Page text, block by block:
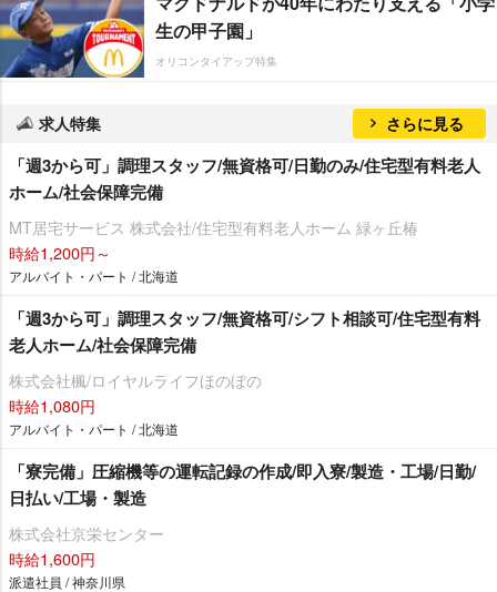
生の甲子園」
オリコンタイアップ特集
求人特集 さらに見る
「週3から可」調理スタッフ/無資格可/日勤のみ/住宅型有料老人
ホーム/社会保障完備
MT居宅サービス 株式会社/住宅型有料老人ホーム 緑ヶ丘椿
時給1,200円～
アルバイト・パート / 北海道
「週3から可」調理スタッフ/無資格可/シフト相談可/住宅型有料
老人ホーム/社会保障完備
株式会社楓/ロイヤルライフほのぼの
時給1,080円
アルバイト・パート / 北海道
「寮完備」圧縮機等の運転記録の作成/即入寮/製造・工場/日勤/
日払い/工場・製造
株式会社京栄センター
時給1,600円
派遣社員 / 神奈川県